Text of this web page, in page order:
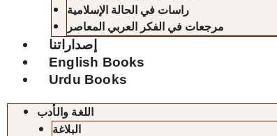
راسات في الحالة الإسلامية
مرجعات في الفكر العربي المعاصر
إصداراتنا
English Books
Urdu Books
اللغة والأدب
البلاغة